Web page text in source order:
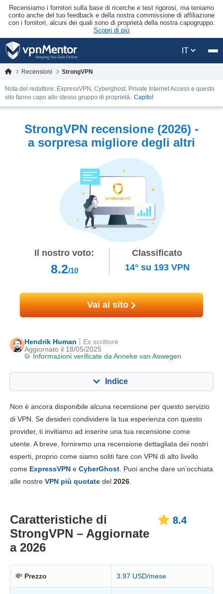
Recensiamo i fornitori sulla base di ricerche e test rigorosi, ma teniamo
conto anche del tuo feedback e della nostra commissione di affiliazione
con i fornitori, alcuni dei quali sono di proprietà della nostra capogruppo.
Scopri di più
IT
Recensioni StrongVPN
Nota del redattore: ExpressVPN, Cyberghost, Private Internet Access e questo
sito fanno capo allo stesso gruppo di proprietà. Capito!
StrongVPN recensione (2026) -
a sorpresa migliore degli altri
Il nostro voto:
8.2/10
Classificato
14°su 193VPN
Vai al sito
Hendrik Human
Aggiornato il 18/05/2025
Informazioni verificate da Anneke van Aswegen
Ex scrittore
Indice
Funzionalità chiave 8.4
Installazione e app 9.6
Affidabilità e supporto 8.5
Non è ancora disponibile alcuna recensione per questo servizio
di VPN. Se desideri condividere la tua esperienza con questo
provider, ti invitiamo ad inserire una tua recensione come
utente. A breve, forniremo una recensione dettagliata dei nostri
esperti, proprio come siamo soliti fare con VPN di alto livello
come ExpressVPN e CyberGhost. Puoi anche dare un’occhiata
alle nostre VPN più quotate del 2026.
Caratteristiche di
StrongVPN – Aggiornate
a 2026
8.4
💸 Prezzo 3.97 USD/mese